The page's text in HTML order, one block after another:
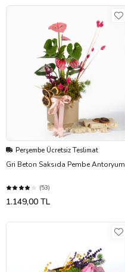
Perşembe Ücretsiz Teslimat
Gri Beton Saksıda Pembe Antoryum
(53)
1.149,00 TL